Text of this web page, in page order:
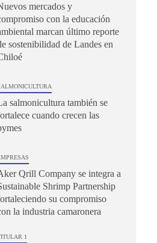
mercados y
con la educación
marcan último reporte
sostenibilidad de Landes en
salmonicultura también se
cuando crecen las
Qrill Company se integra a
Shrimp Partnership
su compromiso
la industria camaronera
1